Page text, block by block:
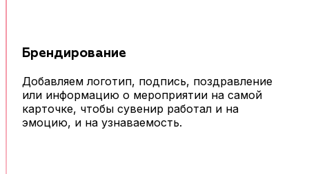
Брендирование
Добавляем логотип, подпись, поздравление
или информацию о мероприятии на самой
карточке, чтобы сувенир работал и на
эмоцию, и на узнаваемость.